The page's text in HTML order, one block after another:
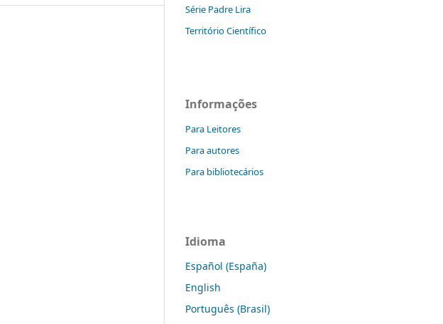
Série Padre Lira
Território Científico
Informações
Para Leitores
Para autores
Para bibliotecários
Idioma
Español (España)
English
Português (Brasil)